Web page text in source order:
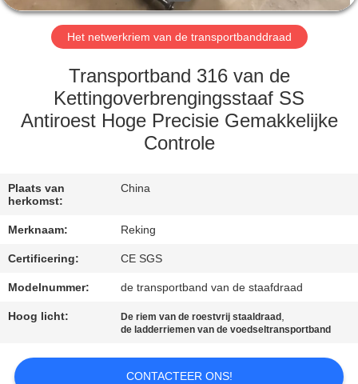
FABRIEKSREIS
KWALITEITSCONTROLE
CONTACTEER
NIEUWS
OM EEN
CITAAT
Het netwerkriem van de transportbanddraad
Transportband 316 van de
Kettingoverbrengingsstaaf SS
Antiroest Hoge Precisie Gemakkelijke
Controle
Plaats van
herkomst:
China
Merknaam: Reking
Certificering: CE SGS
Modelnummer: de transportband van de staafdraad
Hoog licht: De riem van de roestvrij staaldraad ,
de ladderriemen van de voedseltransportband
CONTACTEER ONS!